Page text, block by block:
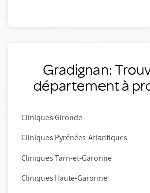
Gradignan:
département à
Cliniques Gironde
Cliniques Pyrénées-Atlantiques
Cliniques Tarn-et-Garonne
Cliniques Haute-Garonne